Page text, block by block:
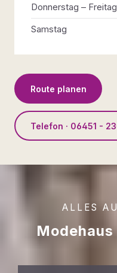
Donnerstag – Freitag
Samstag
Route planen
Telefon · 06451 -
ALLES